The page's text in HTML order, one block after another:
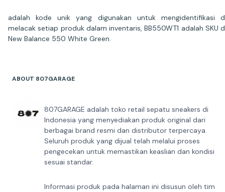
adalah kode unik yang digunakan untuk mengidentifikasi
melacak setiap produk dalam inventaris, BB550WT1 adalah SKU
New Balance 550 White Green.
ABOUT 807GARAGE
807GARAGE adalah toko retail sepatu sneakers di
Indonesia yang menyediakan produk original dari
berbagai brand resmi dan distributor terpercaya.
Seluruh produk yang dijual telah melalui proses
pengecekan untuk memastikan keaslian dan kondisi
sesuai standar.
Informasi produk pada halaman ini disusun oleh tim